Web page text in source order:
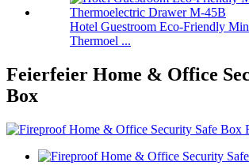
Hotel Guestroom Eco-Friendly
Thermoel ...
Feierfeier Home & Office
Box